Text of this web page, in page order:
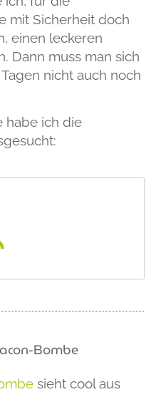
mit Sicherheit doch
einen leckeren
Dann muss man sich
nicht auch noch
habe ich die
Bombe
sieht cool aus